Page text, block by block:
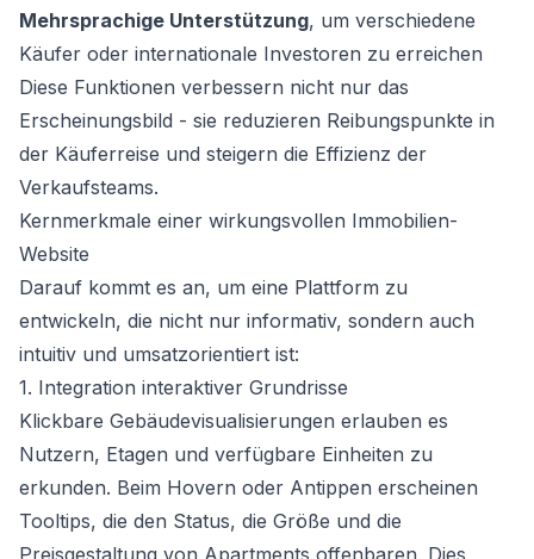
Mehrsprachige Unterstützung, um verschiedene
Käufer oder internationale Investoren zu erreichen
Diese Funktionen verbessern nicht nur das
Erscheinungsbild - sie reduzieren Reibungspunkte in
der Käuferreise und steigern die Effizienz der
Verkaufsteams.
Kernmerkmale einer wirkungsvollen Immobilien-
Website
Darauf kommt es an, um eine Plattform zu
entwickeln, die nicht nur informativ, sondern auch
intuitiv und umsatzorientiert ist:
1. Integration interaktiver Grundrisse
Klickbare Gebäudevisualisierungen erlauben es
Nutzern, Etagen und verfügbare Einheiten zu
erkunden. Beim Hovern oder Antippen erscheinen
Tooltips, die den Status, die Größe und die
Preisgestaltung von Apartments offenbaren. Dies